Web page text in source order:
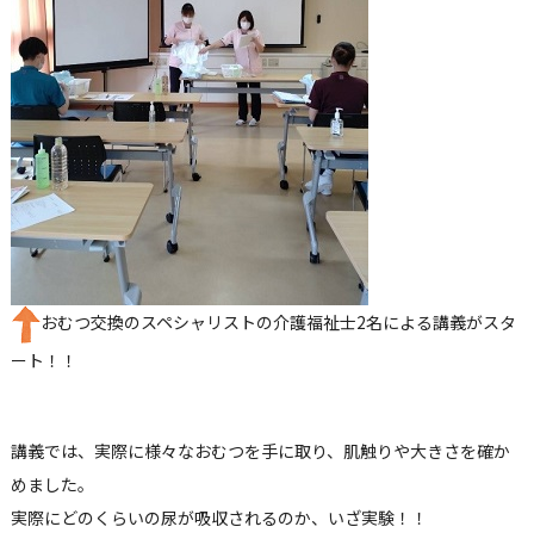
おむつ交換のスペシャリストの介護福祉士2名による講義がスタ
ート！！
講義では、実際に様々なおむつを手に取り、肌触りや大きさを確か
めました。
実際にどのくらいの尿が吸収されるのか、いざ実験！！